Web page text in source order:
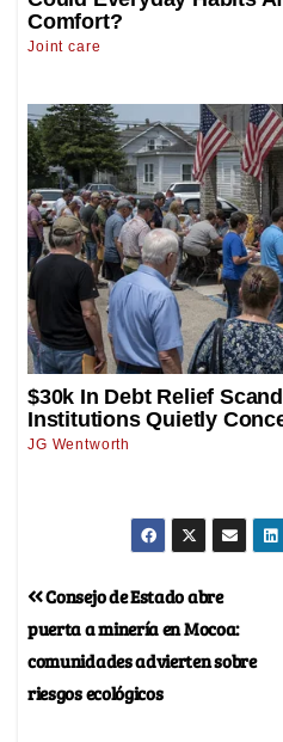
Consejo de Estado abre
puerta a minería en Mocoa:
comunidades advierten sobre
riesgos ecológicos